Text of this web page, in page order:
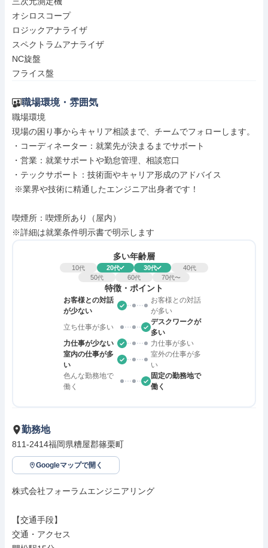
オシロスコープ
ロジックアナライザ
スペクトラムアナライザ
NC旋盤
フライス盤
職場環境・雰囲気
職場環境
現場の困り事からキャリア相談まで、チームでフォローします。
・コーディネーター：就業先が決まるまでサポート
・営業：就業サポートや勤怠管理、相談窓口
・テックサポート：技術面やキャリア形成のアドバイス
喫煙所：喫煙所あり（屋内）
※詳細は就業条件明示書で明示します
多い年齢層
10代 20代 30代 40代
50代 60代 70代〜
特徴・ポイント
お客様との対話
が少ない
お客様との対話
が多い
立ち仕事が多い
デスクワークが
多い
力仕事が少ない
力仕事が多い
室内の仕事が多
い
室外の仕事が多
い
色んな勤務地で
働く
固定の勤務地で
働く
勤務地
811-2414福岡県糟屋郡篠栗町
Googleマップで開く
株式会社フォーラムエンジニアリング
【交通手段】
交通・アクセス